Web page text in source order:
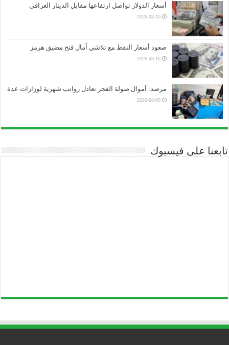
أسعار الدولار تواصل ارتفاعها مقابل الدينار العراقي
2026-08-10
صعود أسعار النفط مع تلاشي آمال فتح مضيق هرمز
2026-08-10
مرصد: أموال صولة الفجر تعادل رواتب شهرية لوزارات عدة
2026-08-09
تابعنا على فيسبوك